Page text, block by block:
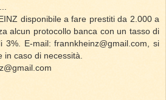
disponibile a fare prestiti da 2.000 a
alcun protocollo banca con un tasso di
3%. E-mail: frannkheinz@gmail.com, si
in caso di necessità.